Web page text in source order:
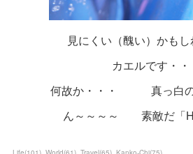
見にくい（醜い）かも
カエルです・・
何故か・・・ 真っ白の
ん～～～～ 素敵だ「